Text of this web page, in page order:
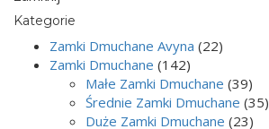
Kategorie
Zamki Dmuchane Avyna (22)
Zamki Dmuchane (142)
Małe Zamki Dmuchane (39)
Średnie Zamki Dmuchane (35)
Duże Zamki Dmuchane (23)